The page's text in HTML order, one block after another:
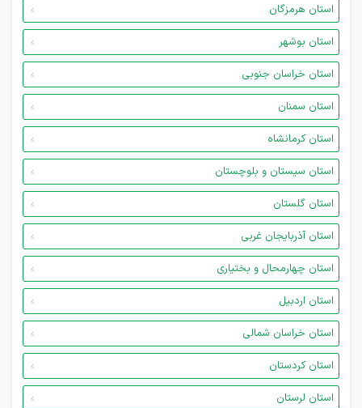
استان هرمزگان
استان بوشهر
استان خراسان جنوبی
استان سمنان
استان کرمانشاه
استان سیستان و بلوچستان
استان گلستان
استان آذربایجان غربی
استان چهارمحال و بختیاری
استان اردبیل
استان خراسان شمالی
استان کردستان
استان لرستان